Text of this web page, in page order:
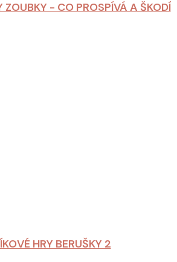
ZOUBKY - CO PROSPÍVÁ A ŠKODÍ
HRY BERUŠKY 2